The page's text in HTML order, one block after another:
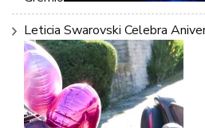
Leticia Swarovski Celebra